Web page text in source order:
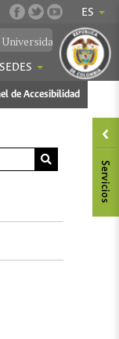
ES
SEDES
de Accesibilidad